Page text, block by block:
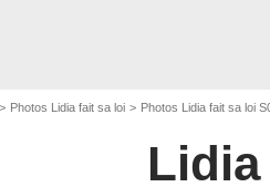
Photos Lidia fait sa loi Photos Lidia fait sa loi